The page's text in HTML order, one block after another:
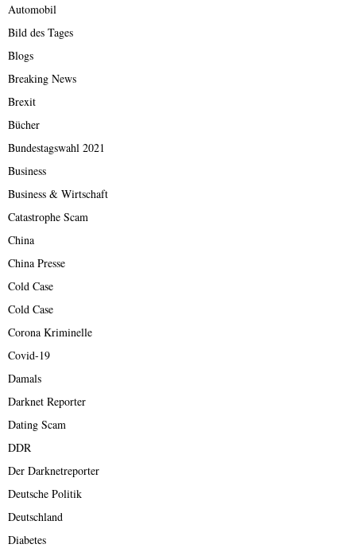
Automobil
Bild des Tages
Blogs
Breaking News
Brexit
Bücher
Bundestagswahl 2021
Business
Business & Wirtschaft
Catastrophe Scam
China
China Presse
Cold Case
Cold Case
Corona Kriminelle
Covid-19
Damals
Darknet Reporter
Dating Scam
DDR
Der Darknetreporter
Deutsche Politik
Deutschland
Diabetes